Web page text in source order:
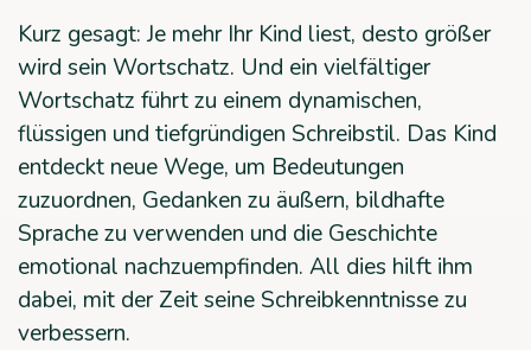
Kurz gesagt: Je mehr Ihr Kind liest, desto größer
wird sein Wortschatz. Und ein vielfältiger
Wortschatz führt zu einem dynamischen,
flüssigen und tiefgründigen Schreibstil. Das Kind
entdeckt neue Wege, um Bedeutungen
zuzuordnen, Gedanken zu äußern, bildhafte
Sprache zu verwenden und die Geschichte
emotional nachzuempfinden. All dies hilft ihm
dabei, mit der Zeit seine Schreibkenntnisse zu
verbessern.